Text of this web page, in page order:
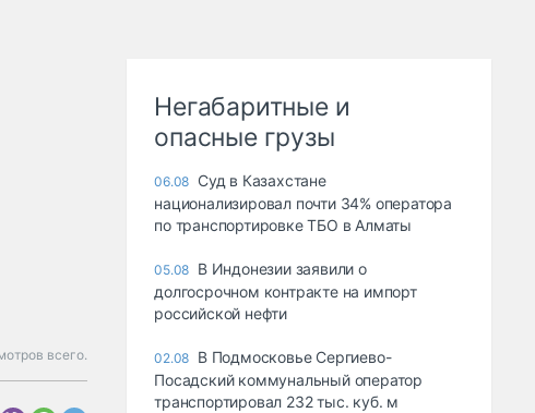
всего.
Негабаритные и
опасные грузы
06.08 Суд в Казахстане
национализировал почти 34% оператора
по транспортировке ТБО в Алматы
05.08 В Индонезии заявили о
долгосрочном контракте на импорт
российской нефти
02.08 В Подмосковье Сергиево-
Посадский коммунальный оператор
транспортировал 232 тыс. куб. м